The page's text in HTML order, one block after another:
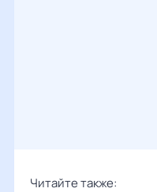
Читайте также: